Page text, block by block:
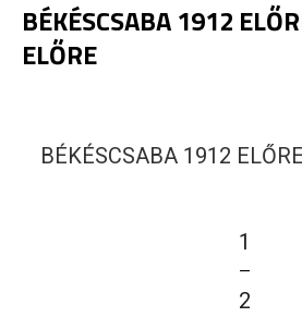
BÉKÉSCSABA 1912
ELŐRE
BÉKÉSCSABA 1912
1
—
2